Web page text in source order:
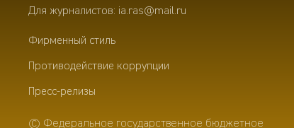
Для журналистов: ia.ras@mail.ru
Фирменный стиль
Противодействие коррупции
Пресс-релизы
© Федеральное государственное бюджетное